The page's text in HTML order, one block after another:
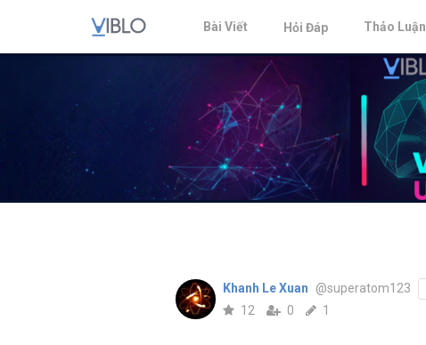
Bài Viết Hỏi Đáp Thảo Luận
Khanh Le Xuan @superatom123
12 0 1